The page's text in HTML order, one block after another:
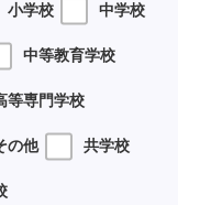
小学校 中学校
中等教育学校
等専門学校
の他 共学校